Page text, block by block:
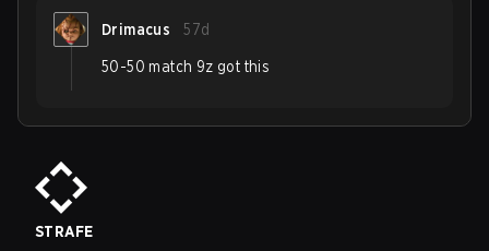
Drimacus 57d
50-50 match 9z got this
STRAFE